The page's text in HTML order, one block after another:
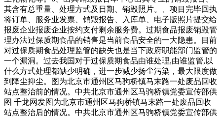
其含有总重量、处理方式及日期、销毁照片。、项目完毕回执
将订单、服务业发票、销毁报告、入库单、电子版照片提交给
报废企业报废企业按约支付剩余服务费。过期食品报废销毁管
理办法过保质期食品的销售是当前食品安全的一大隐患。目前
对过保质期食品处理监管的缺失也是当下政府职能部门监管的
一个漏洞。过去我国对于过保质期食品由谁处理,由谁监管,以
什么方式处理都缺少明确，进一步减少扬尘污染，最大限度做
到降尘抑尘。图为北京市通州区马驹桥镇马末路一处废品回收
站点整治前的情况。中共北京市通州区马驹桥镇党委宣传部供
图 千龙网发图为北京市通州区马驹桥镇马末路一处废品回收
站点整治后的情况。中共北京市通州区马驹桥镇党委宣传部供